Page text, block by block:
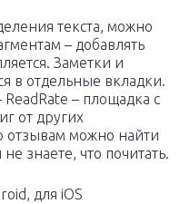
текста, можно
– добавлять
Заметки и
в отдельные вкладки.
– площадка с
от других
отзывам можно найти
знаете, что почитать.
для iOS